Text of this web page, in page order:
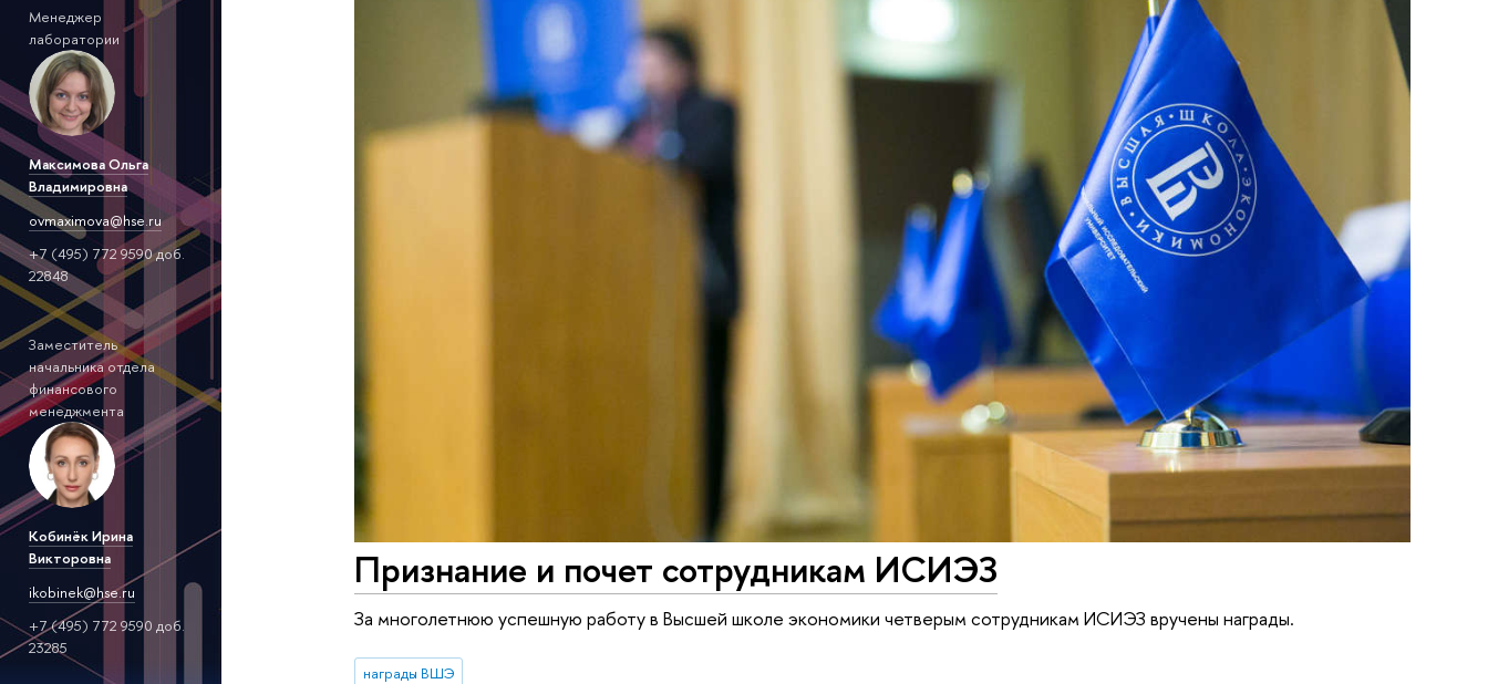
Менеджер
лаборатории
Максимова Ольга
Владимировна
ovmaximova@hse.ru
+7 (495) 772 9590 доб.
22848
Заместитель
начальника отдела
финансового
менеджмента
Кобинёк Ирина
Викторовна
ikobinek@hse.ru
+7 (495) 772 9590 доб.
23285
Признание и почет сотрудникам ИСИЭЗ
За многолетнюю успешную работу в Высшей школе экономики четверым сотрудникам ИСИЭЗ вручены награды.
награды ВШЭ